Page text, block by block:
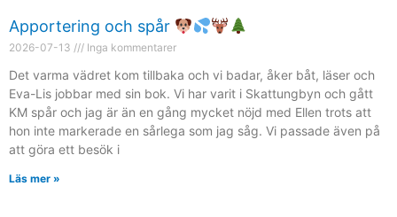
Apportering och spår
2026-07-13 Inga kommentarer
Det varma vädret kom tillbaka och vi badar, åker båt, läser och
Eva-Lis jobbar med sin bok. Vi har varit i Skattungbyn och gått
KM spår och jag är än en gång mycket nöjd med Ellen trots att
hon inte markerade en sårlega som jag såg. Vi passade även på
att göra ett besök i
Läs mer »